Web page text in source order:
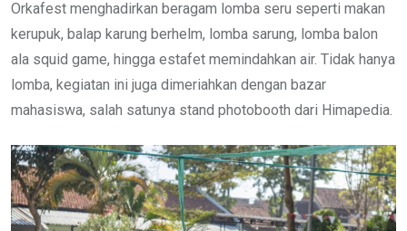
Orkafest menghadirkan beragam lomba seru seperti makan
kerupuk, balap karung berhelm, lomba sarung, lomba balon
ala squid game, hingga estafet memindahkan air. Tidak hanya
lomba, kegiatan ini juga dimeriahkan dengan bazar
mahasiswa, salah satunya stand photobooth dari Himapedia.